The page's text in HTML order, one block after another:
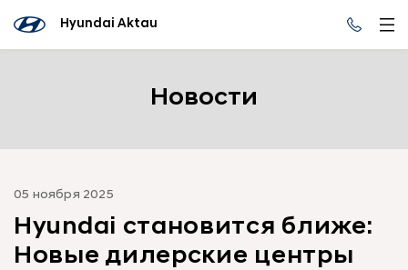
Hyundai Aktau
Новости
05 ноября 2025
Hyundai становится ближе:
Новые дилерские центры